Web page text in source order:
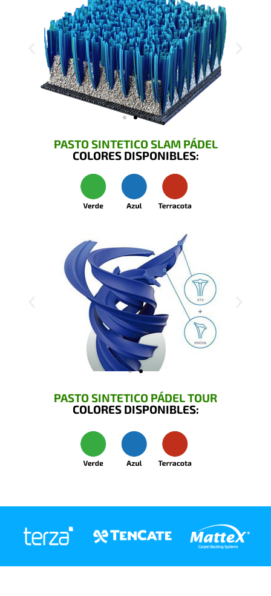
PASTO SINTETICO SLAM PÁDEL
COLORES DISPONIBLES:
PASTO SINTETICO PÁDEL TOUR
COLORES DISPONIBLES: